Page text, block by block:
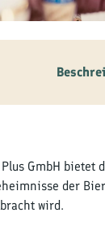
GmbH bietet
der
wird.